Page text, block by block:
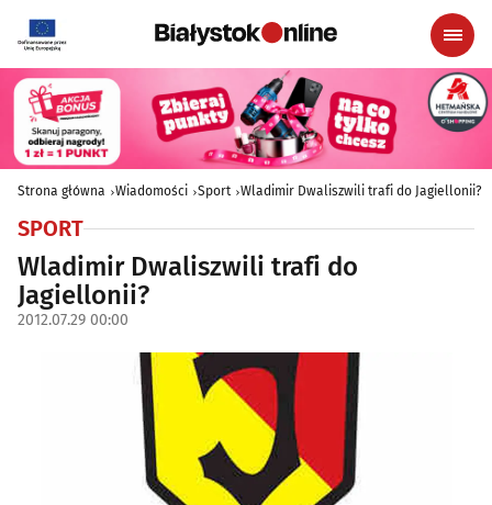
Strona główna Wiadomości Sport Wladimir Dwaliszwili trafi do Jagiellonii?
SPORT
Wladimir Dwaliszwili trafi do
Jagiellonii?
2012.07.29 00:00